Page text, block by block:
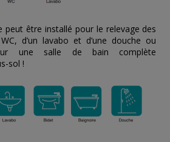
peut être installé pour le relevage des
d’un lavabo et d’une douche ou
une salle de bain complète
sol !